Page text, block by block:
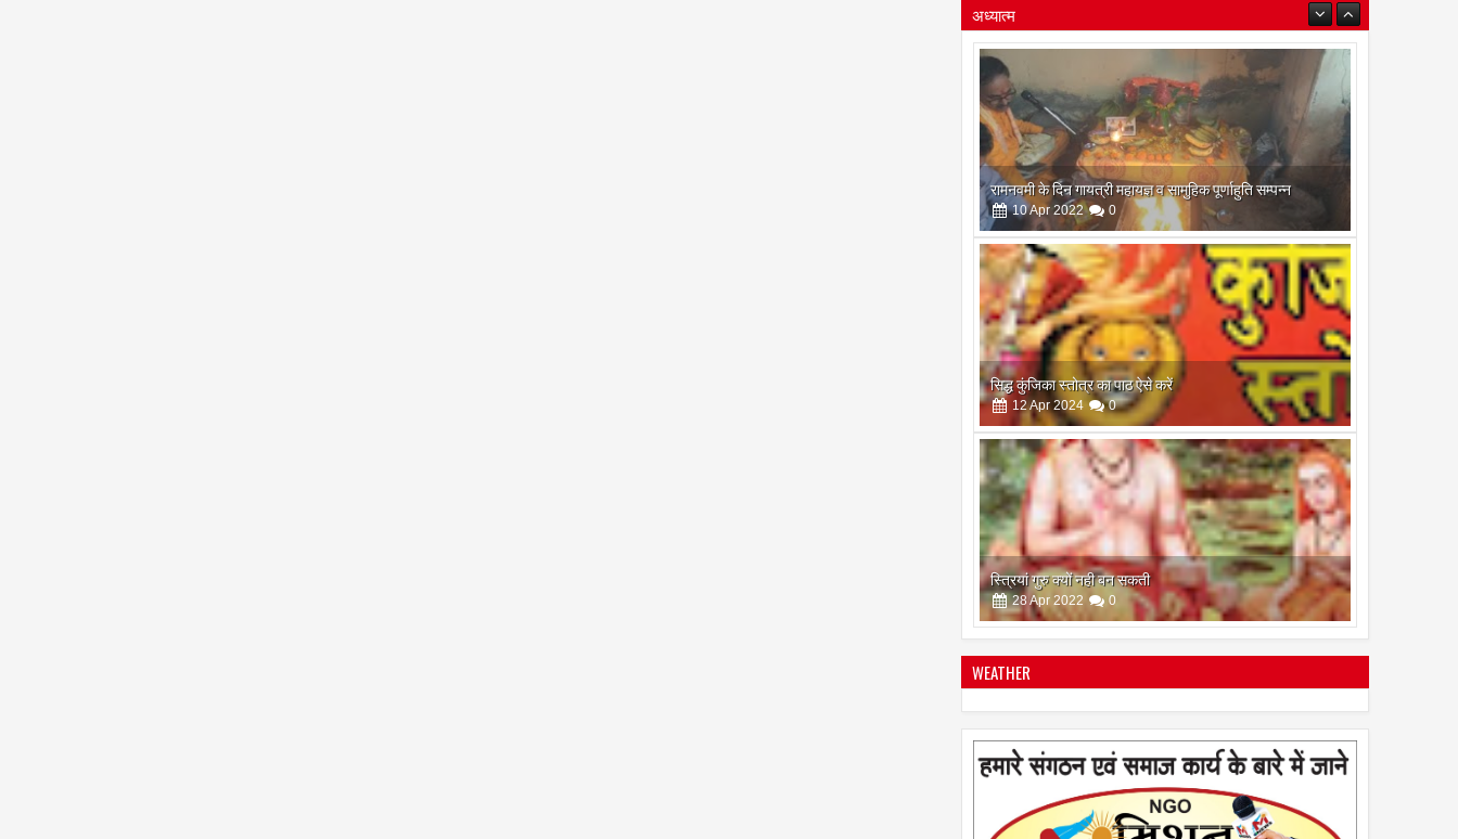
अध्यात्म
रामनवमी के दिन गायत्री महायज्ञ व सामुहिक पूर्णाहुति सम्पन्न
10Apr 2022 0
सिद्ध कुंजिका स्तोत्र का पाठ ऐसे करें
12Apr 2024 0
स्त्रियां गुरु क्यों नही बन सकती
28 Apr 2022 0
इस अमावस के दिन किया गया दान और पुजा पाठ होगा और भी
फलदायी
2022 0
WEATHER